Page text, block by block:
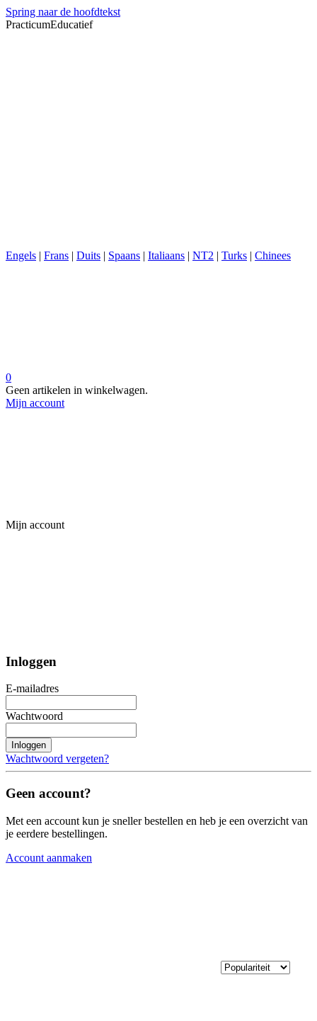
Spring naar de hoofdtekst
PracticumEducatief
Engels | Frans | Duits | Spaans | Italiaans | NT2 | Turks | Chinees
0
Geen artikelen in winkelwagen.
Mijn account
Mijn account
Inloggen
E-mailadres
Wachtwoord
Inloggen
Wachtwoord vergeten?
Geen account?
Met een account kun je sneller bestellen en heb je een overzicht van
je eerdere bestellingen.
Account aanmaken